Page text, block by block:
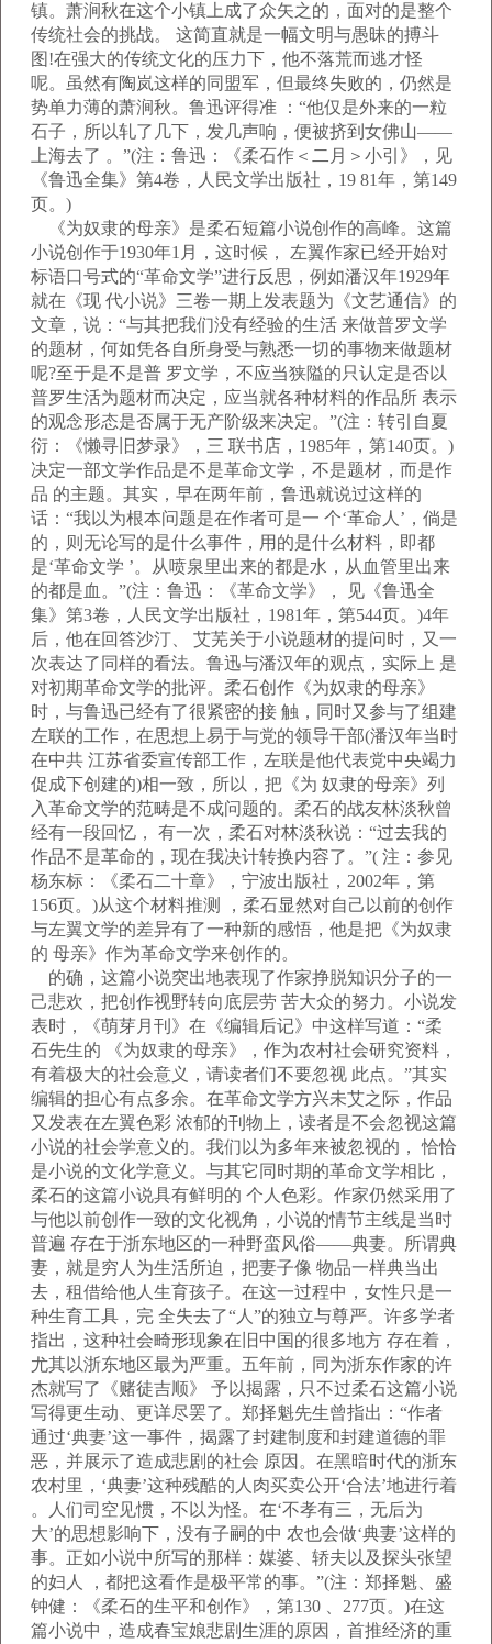
镇。萧涧秋在这个小镇上成了众矢之的，面对的是整个
传统社会的挑战。 这简直就是一幅文明与愚昧的搏斗
图!在强大的传统文化的压力下，他不落荒而逃才怪
呢。虽然有陶岚这样的同盟军，但最终失败的，仍然是
势单力薄的萧涧秋。鲁迅评得准 ：“他仅是外来的一粒
石子，所以轧了几下，发几声响，便被挤到女佛山——
上海去了 。”(注：鲁迅：《柔石作＜二月＞小引》，见
《鲁迅全集》第4卷，人民文学出版社，19 81年，第149
页。)
《为奴隶的母亲》是柔石短篇小说创作的高峰。这篇
小说创作于1930年1月，这时候， 左翼作家已经开始对
标语口号式的“革命文学”进行反思，例如潘汉年1929年
就在《现 代小说》三卷一期上发表题为《文艺通信》的
文章，说：“与其把我们没有经验的生活 来做普罗文学
的题材，何如凭各自所身受与熟悉一切的事物来做题材
呢?至于是不是普 罗文学，不应当狭隘的只认定是否以
普罗生活为题材而决定，应当就各种材料的作品所 表示
的观念形态是否属于无产阶级来决定。”(注：转引自夏
衍：《懒寻旧梦录》，三 联书店，1985年，第140页。)
决定一部文学作品是不是革命文学，不是题材，而是作
品 的主题。其实，早在两年前，鲁迅就说过这样的
话：“我以为根本问题是在作者可是一 个‘革命人’，倘是
的，则无论写的是什么事件，用的是什么材料，即都
是‘革命文学 ’。从喷泉里出来的都是水，从血管里出来
的都是血。”(注：鲁迅：《革命文学》， 见《鲁迅全
集》第3卷，人民文学出版社，1981年，第544页。)4年
后，他在回答沙汀、 艾芜关于小说题材的提问时，又一
次表达了同样的看法。鲁迅与潘汉年的观点，实际上 是
对初期革命文学的批评。柔石创作《为奴隶的母亲》
时，与鲁迅已经有了很紧密的接 触，同时又参与了组建
左联的工作，在思想上易于与党的领导干部(潘汉年当时
在中共 江苏省委宣传部工作，左联是他代表党中央竭力
促成下创建的)相一致，所以，把《为 奴隶的母亲》列
入革命文学的范畴是不成问题的。柔石的战友林淡秋曾
经有一段回忆， 有一次，柔石对林淡秋说：“过去我的
作品不是革命的，现在我决计转换内容了。”( 注：参见
杨东标：《柔石二十章》，宁波出版社，2002年，第
156页。)从这个材料推测 ，柔石显然对自己以前的创作
与左翼文学的差异有了一种新的感悟，他是把《为奴隶
的 母亲》作为革命文学来创作的。
的确，这篇小说突出地表现了作家挣脱知识分子的一
己悲欢，把创作视野转向底层劳 苦大众的努力。小说发
表时，《萌芽月刊》在《编辑后记》中这样写道：“柔
石先生的 《为奴隶的母亲》，作为农村社会研究资料，
有着极大的社会意义，请读者们不要忽视 此点。”其实
编辑的担心有点多余。在革命文学方兴未艾之际，作品
又发表在左翼色彩 浓郁的刊物上，读者是不会忽视这篇
小说的社会学意义的。我们以为多年来被忽视的， 恰恰
是小说的文化学意义。与其它同时期的革命文学相比，
柔石的这篇小说具有鲜明的 个人色彩。作家仍然采用了
与他以前创作一致的文化视角，小说的情节主线是当时
普遍 存在于浙东地区的一种野蛮风俗——典妻。所谓典
妻，就是穷人为生活所迫，把妻子像 物品一样典当出
去，租借给他人生育孩子。在这一过程中，女性只是一
种生育工具，完 全失去了“人”的独立与尊严。许多学者
指出，这种社会畸形现象在旧中国的很多地方 存在着，
尤其以浙东地区最为严重。五年前，同为浙东作家的许
杰就写了《赌徒吉顺》 予以揭露，只不过柔石这篇小说
写得更生动、更详尽罢了。郑择魁先生曾指出：“作者
通过‘典妻’这一事件，揭露了封建制度和封建道德的罪
恶，并展示了造成悲剧的社会 原因。在黑暗时代的浙东
农村里，‘典妻’这种残酷的人肉买卖公开‘合法’地进行着
。人们司空见惯，不以为怪。在‘不孝有三，无后为
大’的思想影响下，没有子嗣的中 农也会做‘典妻’这样的
事。正如小说中所写的那样：媒婆、轿夫以及探头张望
的妇人 ，都把这看作是极平常的事。”(注：郑择魁、盛
钟健：《柔石的生平和创作》，第130 、277页。)在这
篇小说中，造成春宝娘悲剧生涯的原因，首推经济的重